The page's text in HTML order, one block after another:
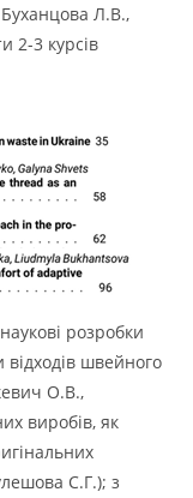
Л.В.,
2-3 курсів
розробки
швейного
О.В.,
виробів, як
С.Г.); з